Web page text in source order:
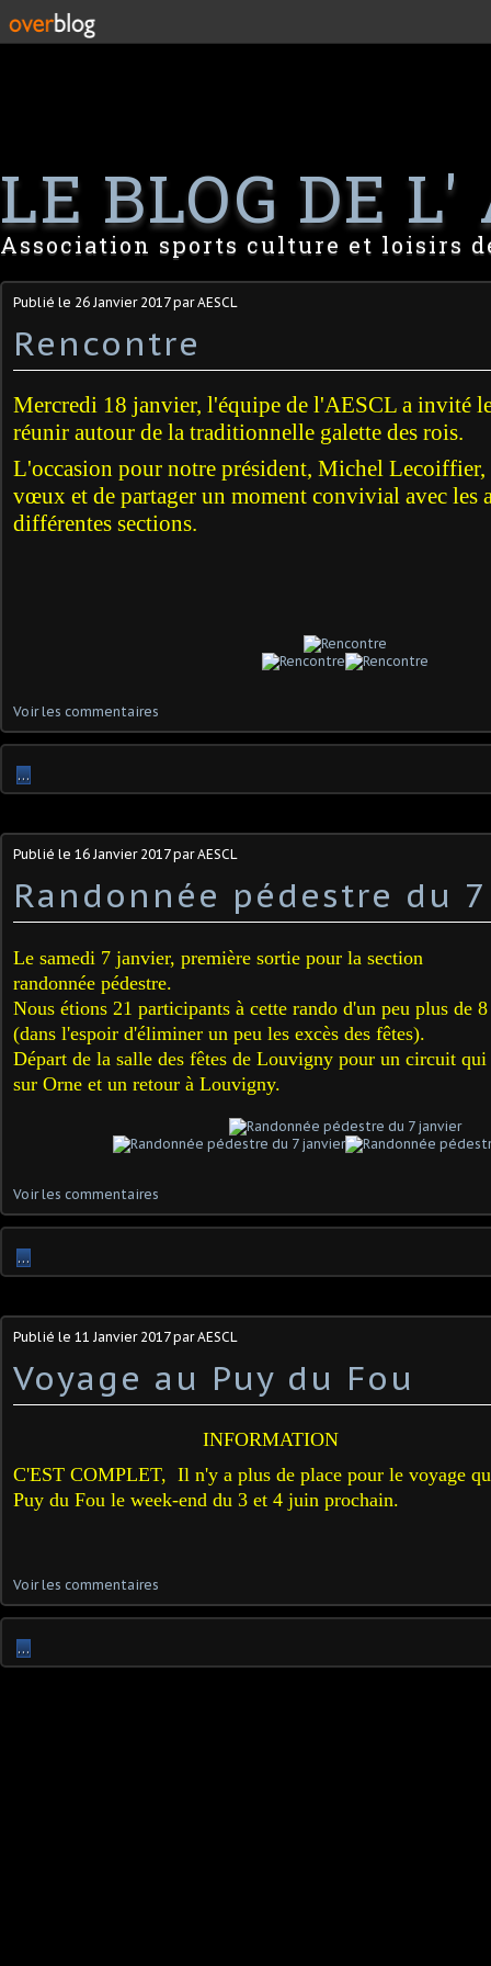
LE BLOG DE L'
Association sports culture et loisirs
Publié le 26 Janvier 2017par AESCL
Rencontre
Mercredi 18 janvier, l'équipe de l'AESCL a invité
réunir autour de la traditionnelle galette des rois.
L'occasion pour notre président, Michel Lecoiffier,
vœux et de partager un moment convivial avec les
différentes sections.
Voir les commentaires
…
Publié le 16 Janvier 2017par AESCL
Randonnée pédestre du
Le samedi 7 janvier, première sortie pour la section
randonnée pédestre.
Nous étions 21 participants à cette rando d'un peu plus de
(dans l'espoir d'éliminer un peu les excès des fêtes).
Départ de la salle des fêtes de Louvigny pour un circuit qui
sur Orne et un retour à Louvigny.
Voir les commentaires
…
Publié le 11 Janvier 2017par AESCL
Voyage au Puy du Fou
INFORMATION
C'EST COMPLET, Il n'y a plus de place pour le voyage
Puy du Fou le week-end du 3 et 4 juin prochain.
Voir les commentaires
…